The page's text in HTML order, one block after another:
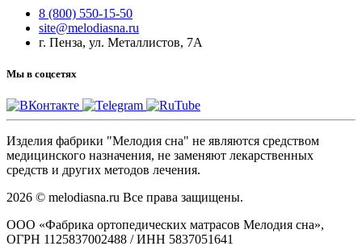
8 (800) 550-15-50
site@melodiasna.ru
г. Пенза, ул. Металлистов, 7А
Мы в соцсетях
Изделия фабрики "Мелодия сна" не являются средством
медицинского назначения, не заменяют лекарственных
средств и других методов лечения.
2026 © melodiasna.ru Все права защищены.
ООО «Фабрика ортопедических матрасов Мелодия сна»,
ОГРН 1125837002488 / ИНН 5837051641